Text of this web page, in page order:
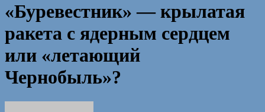
«Буревестник» — крылатая
ракета с ядерным сердцем
или «летающий
Чернобыль»?